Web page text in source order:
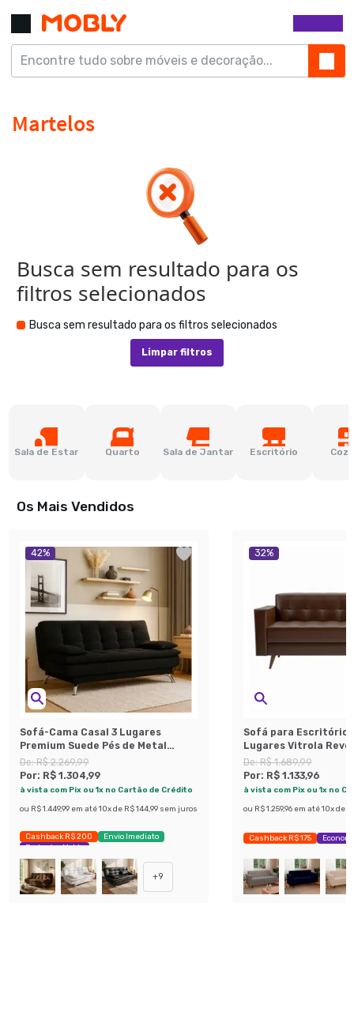
Busca sem resultado para os
filtros selecionados
Busca sem resultado para os filtros selecionados
Limpar filtros
Sala de Estar Quarto Sala de Jantar Escritório
Os Mais Vendidos
42%
Sofá-Cama Casal 3 Lugares
Premium Suede Pés de Metal
Preto
De:R$ 2.269,99
Por: R$ 1.304,99
à vista com Pix ou 1x no Cartão de Crédito
ou R$ 1.449,99 em até 10x de R$ 144,99 sem juros
Cashback R$ 200
Envio Imediato
Exclusivo Mobly
+9
32%
Sofá para Escritório
Lugares Vitrola
Sintético Café
De:R$ 1.689,99
Por: R$ 1.133,96
à vista com Pix ou 1x no
ou R$ 1.259,96 em até 10x de
Cashback R$ 175